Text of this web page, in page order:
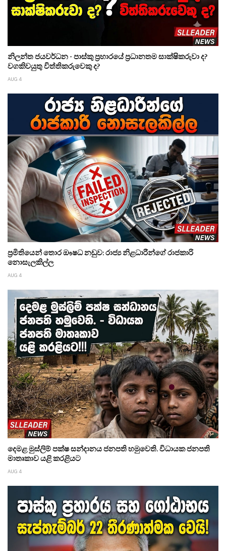
නිලන්ත ජයවර්ධන - පාස්කු ප්‍රහාරයේ ප්‍රධානතම සාක්ෂිකරුවා ද?
වගකිවයුතු විත්තිකරුවෙකු ද?
AUG 4
ප්‍රමිතියෙන් තොර ඖෂධ නඩුව: රාජ්‍ය නිළධාරීන්ගේ රාජකාරි
නොසැලකිල්ල
AUG 4
දෙමළ මුස්ලිම් පක්ෂ සන්දානය ජනපති හමුවෙති. විධායක ජනපති
මාතෘකාව යළි කරළියට
AUG 4